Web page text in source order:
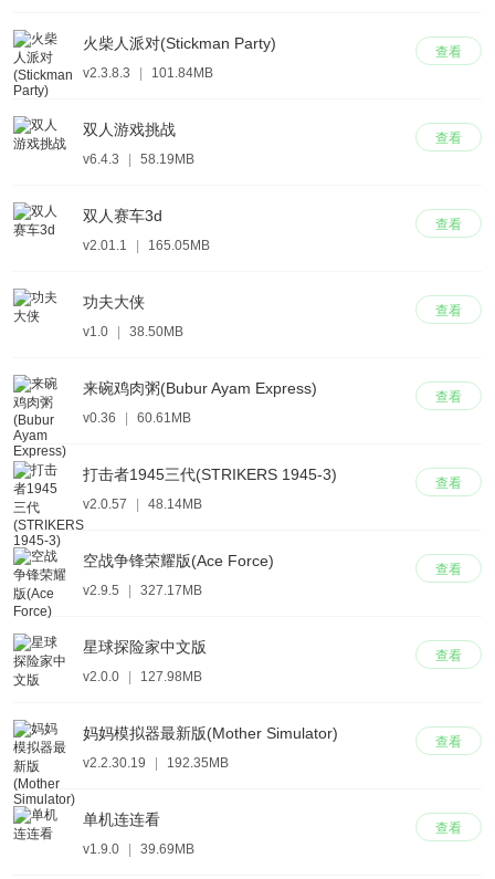
查看
火柴人派对(Stickman Party)
v2.3.8.3 101.84MB
查看
双人游戏挑战
v6.4.3 58.19MB
查看
双人赛车3d
v2.01.1 165.05MB
查看
功夫大侠
v1.0 38.50MB
查看
来碗鸡肉粥(Bubur Ayam Express)
v0.36 60.61MB
查看
打击者1945三代(STRIKERS 1945-3)
v2.0.57 48.14MB
查看
空战争锋荣耀版(Ace Force)
v2.9.5 327.17MB
查看
星球探险家中文版
v2.0.0 127.98MB
查看
妈妈模拟器最新版(Mother Simulator)
v2.2.30.19 192.35MB
查看
单机连连看
v1.9.0 39.69MB